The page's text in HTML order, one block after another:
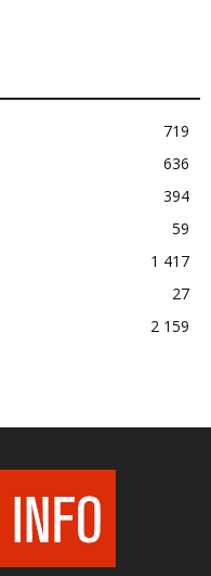
719
636
394
59
1 417
27
2 159